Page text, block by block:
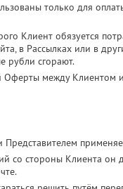
только для
Клиент обязуется
в Рассылках или в
рубли сгорают.
Оферты между Клиентом
со стороны Клиента